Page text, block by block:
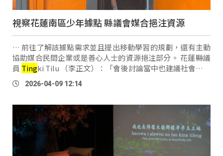
視察花蓮南區少年據點 縣議會媒合挹注資源
… 前往了解該據點需求並且提出移動學習的規劃，還有主動
協助媒合民間企業或是善心人士的資源挹注部分。 花蓮縣議
員 Tingki Tilu （李正文）：「會後討論當中也建議社會處，
針對各服務據點的差異性部分，要去做差異性補助，這樣才
能夠補助到各據點，該 …
2026-04-09 12:14